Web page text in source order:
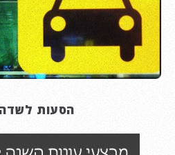
הסעות לשדה